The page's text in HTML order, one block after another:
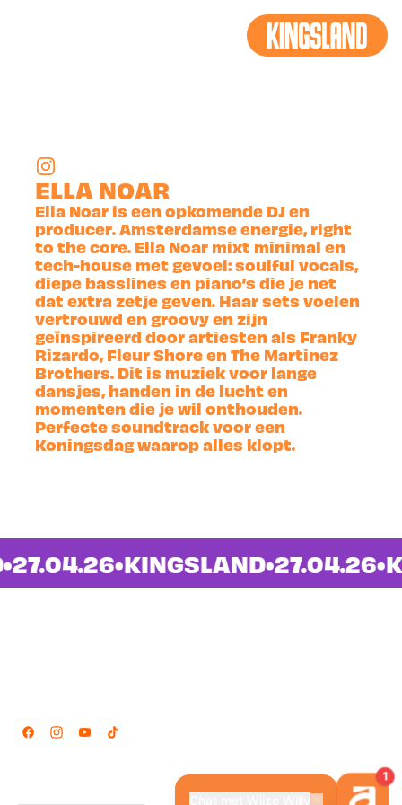
ELLA NOAR
Ella Noar is een opkomende DJ en
producer. Amsterdamse energie, right
to the core. Ella Noar mixt minimal en
tech-house met gevoel: soulful vocals,
diepe basslines en piano’s die je net
dat extra zetje geven. Haar sets voelen
vertrouwd en groovy en zijn
geïnspireerd door artiesten als Franky
Rizardo, Fleur Shore en The Martinez
Brothers. Dit is muziek voor lange
dansjes, handen in de lucht en
momenten die je wil onthouden.
Perfecte soundtrack voor een
Koningsdag waarop alles klopt.
•27.04.26•KINGSLAND•27.04.26•